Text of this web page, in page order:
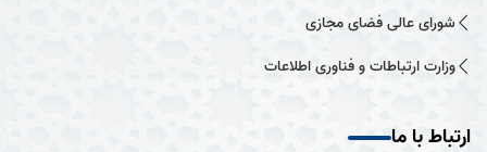
شورای عالی فضای مجازی
وزارت ارتباطات و فناوری اطلاعات
ارتباط با ما